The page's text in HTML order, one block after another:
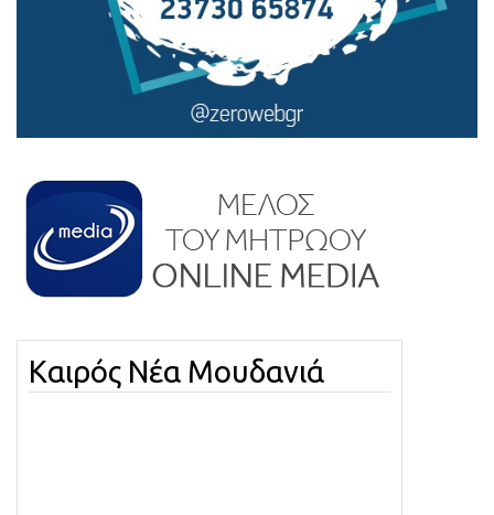
Καιρός Νέα Μουδανιά